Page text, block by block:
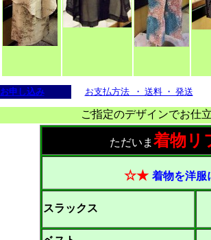
お申し込み お支払方法 ・ 送料 ・ 発送
ご指定のデザインでお仕
ただいま 着物リ
☆★ 着物を洋服
スラックス